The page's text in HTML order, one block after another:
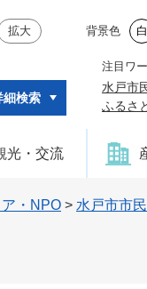
拡大 背景色 白
細検索
注目ワ
水戸市
ふるさ
光・交流
・NPO > 水戸市市